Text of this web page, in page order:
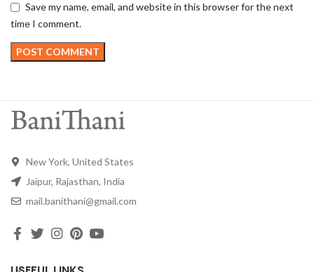
Save my name, email, and website in this browser for the next
time I comment.
New York, United States
Jaipur, Rajasthan, India
mail.banithani@gmail.com